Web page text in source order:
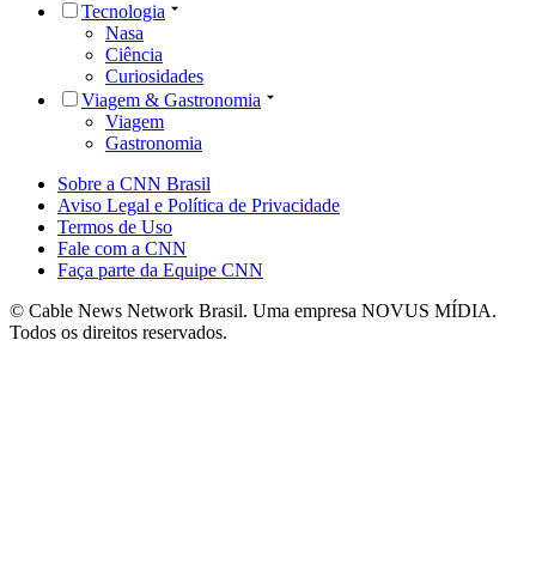
Tecnologia
Nasa
Ciência
Curiosidades
Viagem & Gastronomia
Viagem
Gastronomia
Sobre a CNN Brasil
Aviso Legal e Política de Privacidade
Termos de Uso
Fale com a CNN
Faça parte da Equipe CNN
© Cable News Network Brasil. Uma empresa NOVUS MÍDIA.
Todos os direitos reservados.